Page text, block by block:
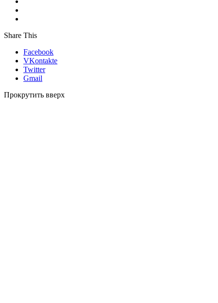
Share This
Facebook
VKontakte
Twitter
Gmail
Прокрутить вверх